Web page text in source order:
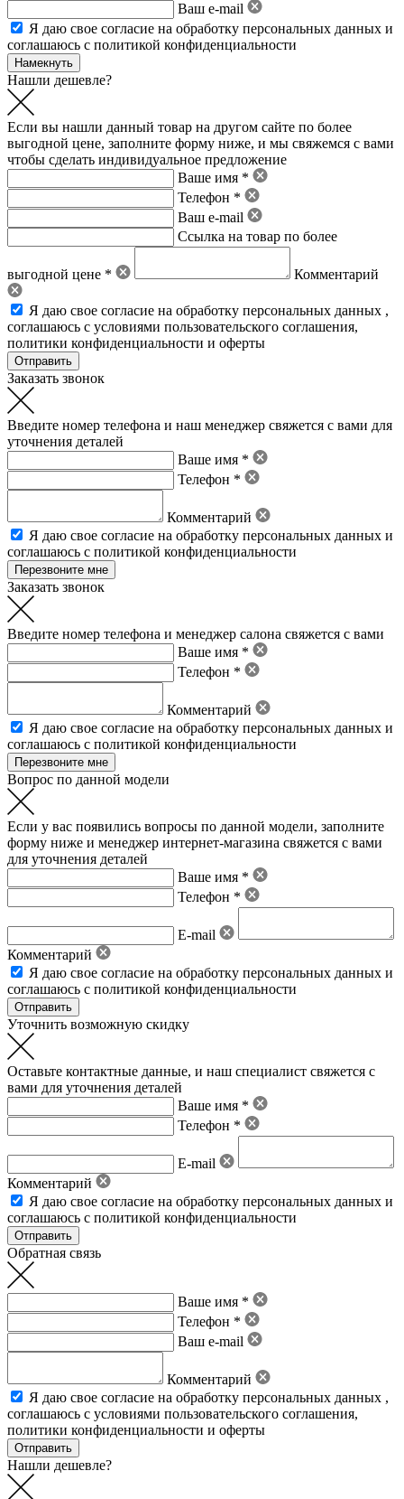
Ваш e-mail
Я даю свое согласие на обработку персональных данных и
соглашаюсь с политикой конфиденциальности
Нашли дешевле?
Если вы нашли данный товар на другом сайте по более
выгодной цене, заполните форму ниже, и мы свяжемся с вами
чтобы сделать индивидуальное предложение
Ваше имя *
Телефон *
Ваш e-mail
Ссылка на товар по более
выгодной цене * Комментарий
Я даю свое согласие на обработку персональных данных ,
соглашаюсь с условиями пользовательского соглашения,
политики конфиденциальности и оферты
Заказать звонок
Введите номер телефона и наш менеджер свяжется с вами для
уточнения деталей
Ваше имя *
Телефон *
Комментарий
Я даю свое согласие на обработку персональных данных и
соглашаюсь с политикой конфиденциальности
Заказать звонок
Введите номер телефона и менеджер салона свяжется с вами
Ваше имя *
Телефон *
Комментарий
Я даю свое согласие на обработку персональных данных и
соглашаюсь с политикой конфиденциальности
Вопрос по данной модели
Если у вас появились вопросы по данной модели, заполните
форму ниже и менеджер интернет-магазина свяжется с вами
для уточнения деталей
Ваше имя *
Телефон *
E-mail
Комментарий
Я даю свое согласие на обработку персональных данных и
соглашаюсь с политикой конфиденциальности
Уточнить возможную скидку
Оставьте контактные данные, и наш специалист свяжется с
вами для уточнения деталей
Ваше имя *
Телефон *
E-mail
Комментарий
Я даю свое согласие на обработку персональных данных и
соглашаюсь с политикой конфиденциальности
Обратная связь
Ваше имя *
Телефон *
Ваш e-mail
Комментарий
Я даю свое согласие на обработку персональных данных ,
соглашаюсь с условиями пользовательского соглашения,
политики конфиденциальности и оферты
Нашли дешевле?